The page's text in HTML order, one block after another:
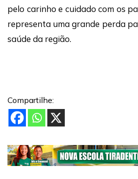
pelo carinho e cuidado com os
representa uma grande perda
saúde da região.
Compartilhe: